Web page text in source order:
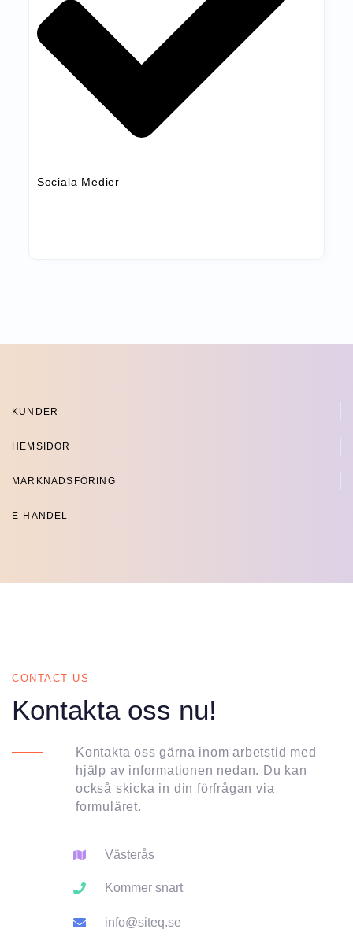
Sociala Medier
KUNDER
HEMSIDOR
MARKNADSFÖRING
E-HANDEL
CONTACT US
Kontakta oss nu!
Kontakta oss gärna inom arbetstid med
hjälp av informationen nedan. Du kan
också skicka in din förfrågan via
formuläret.
Västerås
Kommer snart
info@siteq.se